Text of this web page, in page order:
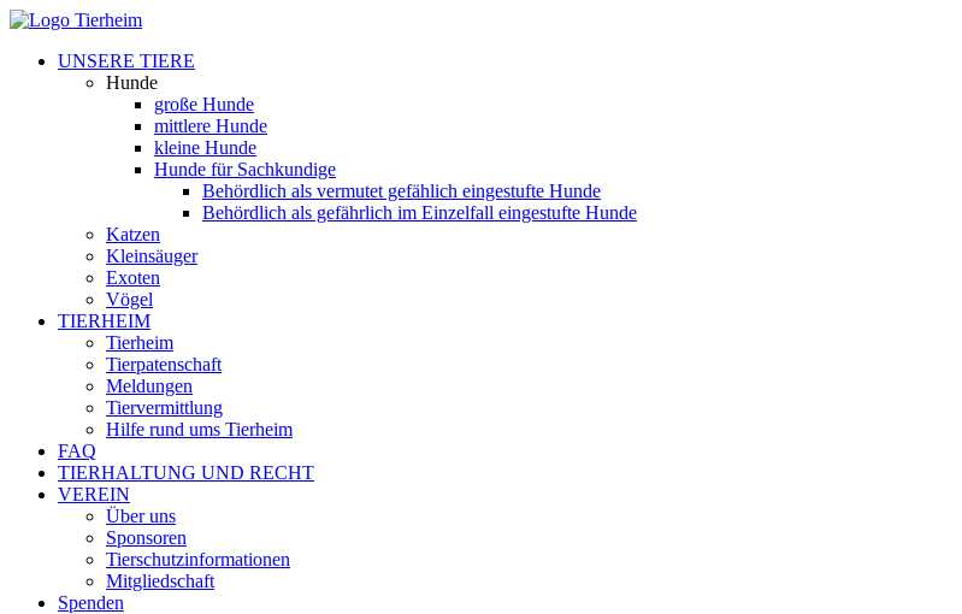
UNSERE TIERE
Hunde
große Hunde
mittlere Hunde
kleine Hunde
Hunde für Sachkundige
Behördlich als vermutet gefählich eingestufte Hunde
Behördlich als gefährlich im Einzelfall eingestufte Hunde
Katzen
Kleinsäuger
Exoten
Vögel
TIERHEIM
Tierheim
Tierpatenschaft
Meldungen
Tiervermittlung
Hilfe rund ums Tierheim
FAQ
TIERHALTUNG UND RECHT
VEREIN
Über uns
Sponsoren
Tierschutzinformationen
Mitgliedschaft
Spenden